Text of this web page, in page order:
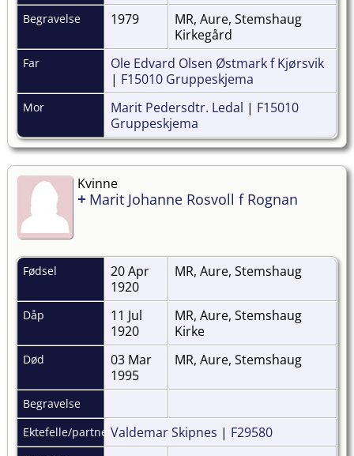
Begravelse 1979
MR, Aure, Stemshaug
Kirkegård
Far
Ole Edvard Olsen Østmark f Kjørsvik
| F15010 Gruppeskjema
Mor Marit Pedersdtr. Ledal | F15010
Gruppeskjema
Kvinne
+ Marit Johanne Rosvoll f Rognan
Fødsel
20 Apr
1920
MR, Aure, Stemshaug
Dåp
11 Jul
1920
MR, Aure, Stemshaug
Kirke
Død
03 Mar
1995
MR, Aure, Stemshaug
Begravelse
Ektefelle/partnerValdemar Skipnes | F29580